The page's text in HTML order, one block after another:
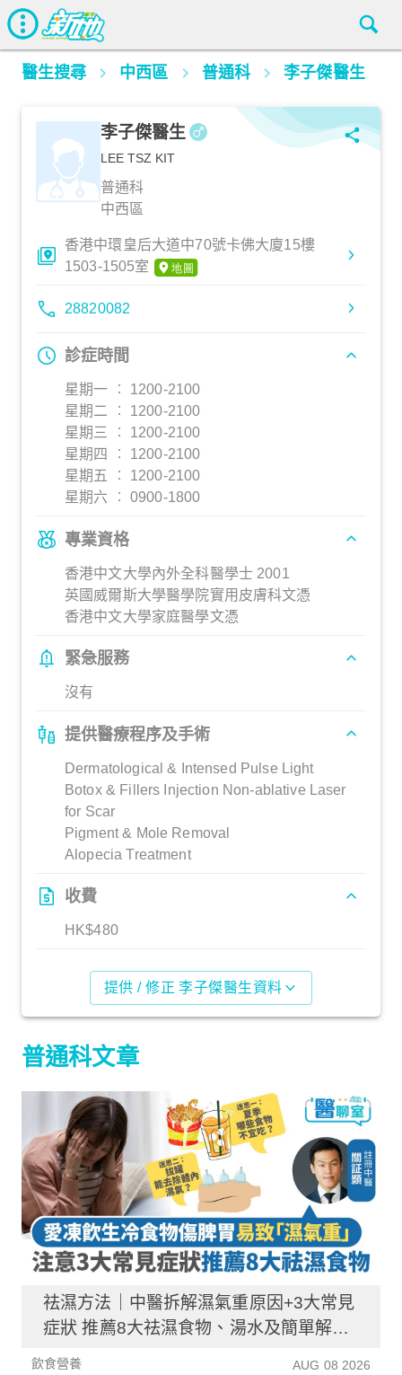
醫生搜尋 中西區 普通科 李子傑醫生
李子傑醫生
LEE TSZ KIT
普通科
中西區
香港中環皇后大道中70號卡佛大廈15樓
1503-1505室
28820082
診症時間
星期一 ︰ 1200-2100
星期二 ︰ 1200-2100
星期三 ︰ 1200-2100
星期四 ︰ 1200-2100
星期五 ︰ 1200-2100
星期六 ︰ 0900-1800
專業資格
香港中文大學內外全科醫學士 2001
英國威爾斯大學醫學院實用皮膚科文憑
香港中文大學家庭醫學文憑
緊急服務
沒有
提供醫療程序及手術
Dermatological & Intensed Pulse Light
Botox & Fillers Injection Non-ablative Laser
for Scar
Pigment & Mole Removal
Alopecia Treatment
收費
HK$480
提供 / 修正 李子傑醫生資料
普通科文章
祛濕方法｜中醫拆解濕氣重原因+3大常見
症狀 推薦8大祛濕食物、湯水及簡單解決
方法！
飲食營養 AUG 08 2026